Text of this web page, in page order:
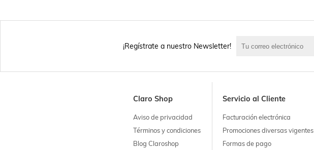
¡Regístrate a nuestro Newsletter!
Claro Shop
Aviso de privacidad
Términos y condiciones
Blog Claroshop
Servicio al Cliente
Facturación electrónica
Promociones diversas vigentes
Formas de pago